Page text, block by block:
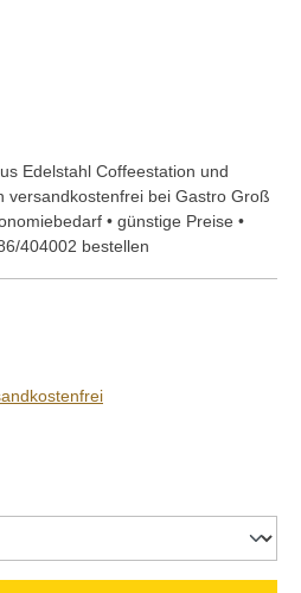
Edelstahl Coffeestation und
versandkostenfrei bei Gastro Groß
• günstige Preise •
404002 bestellen